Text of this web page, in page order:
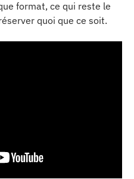
format, ce qui reste le
quoi que ce soit.